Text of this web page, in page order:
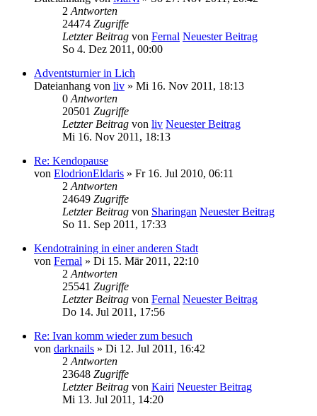
2 Antworten
24474 Zugriffe
Letzter Beitrag von Fernal Neuester Beitrag
So 4. Dez 2011, 00:00
Adventsturnier in Lich
Dateianhang von liv » Mi 16. Nov 2011, 18:13
0 Antworten
20501 Zugriffe
Letzter Beitrag von liv Neuester Beitrag
Mi 16. Nov 2011, 18:13
Re: Kendopause
von ElodrionEldaris » Fr 16. Jul 2010, 06:11
2 Antworten
24649 Zugriffe
Letzter Beitrag von Sharingan Neuester Beitrag
So 11. Sep 2011, 17:33
Kendotraining in einer anderen Stadt
von Fernal » Di 15. Mär 2011, 22:10
2 Antworten
25541 Zugriffe
Letzter Beitrag von Fernal Neuester Beitrag
Do 14. Jul 2011, 17:56
Re: Ivan komm wieder zum besuch
von darknails » Di 12. Jul 2011, 16:42
2 Antworten
23648 Zugriffe
Letzter Beitrag von Kairi Neuester Beitrag
Mi 13. Jul 2011, 14:20